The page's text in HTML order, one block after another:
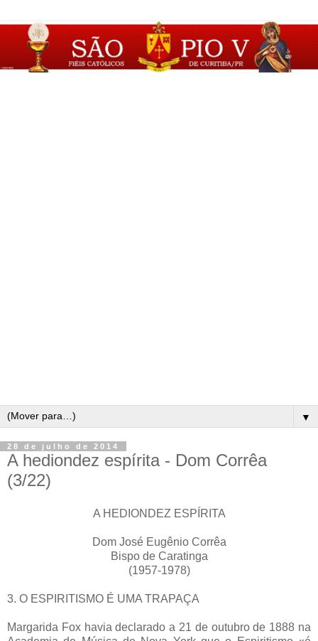
▼
28 de julho de 2014
A hediondez espírita - Dom Corrêa
(3/22)
A HEDIONDEZ ESPÍRITA
Dom José Eugênio Corrêa
Bispo de Caratinga
(1957-1978)
3. O ESPIRITISMO É UMA TRAPAÇA
Margarida Fox havia declarado a 21 de outubro de 1888 na